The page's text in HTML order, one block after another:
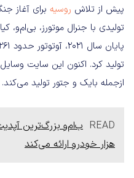
پیش از تلاش روسیه برای آغاز
تولید کرد. اکنون این سایت
ازجمله بایک و جتور تولید می‌کند.
READ
هزار خودرو ارائه می‌کند